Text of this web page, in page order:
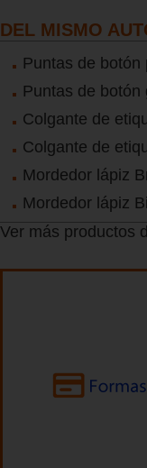
DEL MISMO
Puntas de botón
Puntas de botón
Colgante de
Colgante de
Mordedor lápiz
Mordedor lápiz
Ver más productos